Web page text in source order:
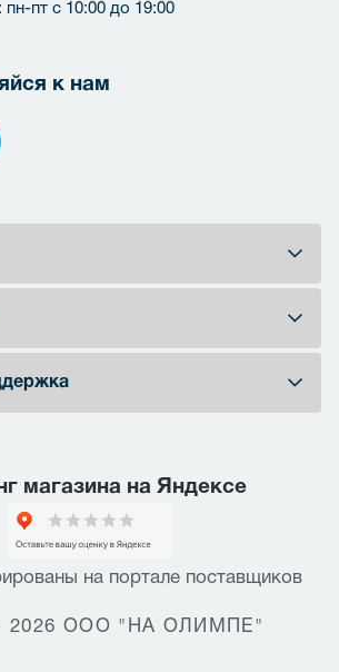
пт с 10:00 до 19:00
к нам
магазина на Яндексе
на портале поставщиков
2026 ООО "НА ОЛИМПЕ"